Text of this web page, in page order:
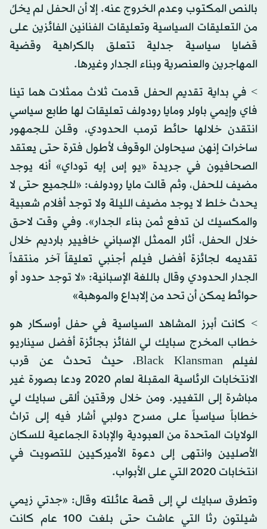
بالنص المكتوب وعدم الخروج عنه. إلا أن الحفل لم يخلُ
من التعليقات السياسية وتعليقات الفنانين الفائزين على
قضايا سياسية جدلية تتعلق بالكراهية وقضية
المهاجرين والعنصرية وبناء الجدار وغيرها.
> في بداية تقديم الحفل قدمت ثلاث ممثلات هما تينا
فاي وإيمي باولر ومايا رودولف تعليقات لها طابع سياسي
انتقدن خلالها حائط ترمب الحدودي، وقلن للجمهور
ساخرات إنهن سيحاولن الوقوف لأطول فترة حتى يعتقد
الصحافيون في جريدة «يو إس إيه توداي» أنه يوجد
مضيف للحفل، وثم قالت مايا رودولف: «للجميع حتى لا
يحدث خلط لا يوجد مضيف الليلة ولا توجد أفلام شعبية
والمكسيك لن تدفع ثمن بناء الجدار». وفي وقت لاحق
خلال الحفل، أثار الممثل الإسباني خافيير بارديم خلال
تقديمه لجائزة أفضل فيلم أجنبي تعليقاً آخر منتقداً
الجدار الحدودي وقال باللغة الإسبانية: «لا توجد حدود أو
حوائط يمكن أن تحد من إلابداع والموهبة»
> كانت أبرز المشاهد السياسية في حفل أوسكار هو
خطاب المخرج سبايك لي الفائز بجائزة أفضل سيناريو
لفيلم Black Klansman، حيث تحدث عن قرب
الانتخابات الرئاسية المقبلة لعام 2020 ودعا بصورة غير
مباشرة إلى التغيير. ومن خلال ورقتين ألقى سبايك لي
خطاباً سياسياً على مسرح دولبي أشار فيه إلى تراث
الولايات المتحدة من العبودية والإبادة الجماعية للسكان
الأصليين وانتهى إلى دعوة الأميركيين للتصويت في
انتخابات 2020 التي على الأبواب.
وتطرق سبايك لي إلى قصة عائلته وقال: «جدتي زيمي
شيلتون رثا التي عاشت حتى بلغت 100 عام كانت